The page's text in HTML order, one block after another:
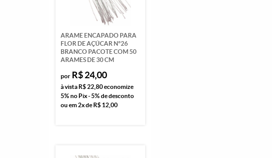
ARAME ENCAPADO PARA
FLOR DE AÇÚCAR N°26
BRANCO PACOTE COM 50
ARAMES DE 30 CM
por R$ 24,00
à vista R$ 22,80economize
5%no Pix - 5% de desconto
ou em2xde R$ 12,00